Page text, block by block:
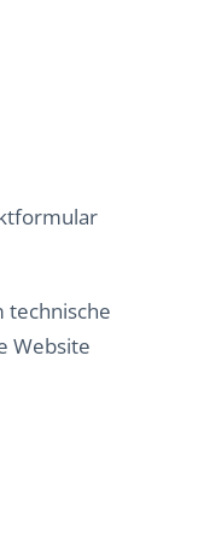
technische
Website